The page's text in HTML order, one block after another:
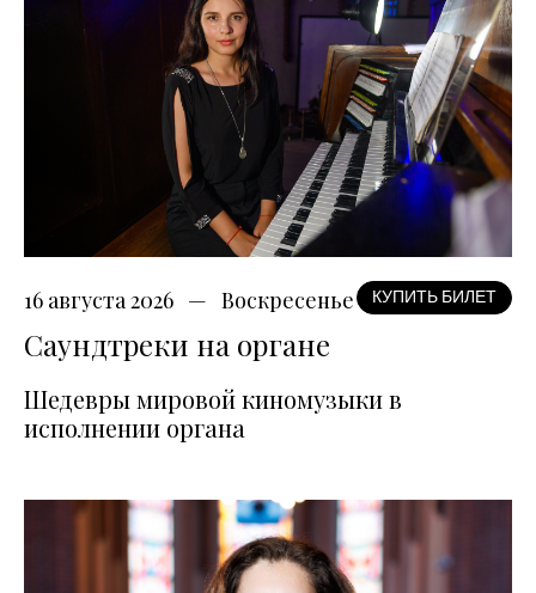
16 августа 2026 Воскресенье КУПИТЬ БИЛЕТ
Саундтреки на органе
Шедевры мировой киномузыки в
исполнении органа